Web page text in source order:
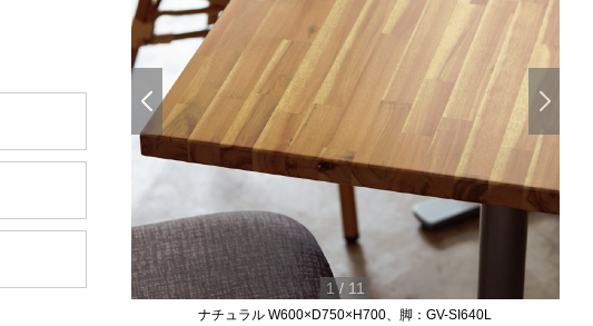
ナチュラル W600×D750×H700、脚：GV-SI640L
1 / 11